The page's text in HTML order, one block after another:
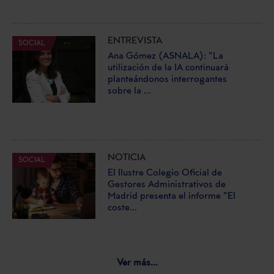
SOCIAL
ENTREVISTA
Ana Gómez (ASNALA): "La
utilización de la IA continuará
planteándonos interrogantes
sobre la ...
SOCIAL
NOTICIA
El Ilustre Colegio Oficial de
Gestores Administrativos de
Madrid presenta el informe "El
coste...
Ver más...